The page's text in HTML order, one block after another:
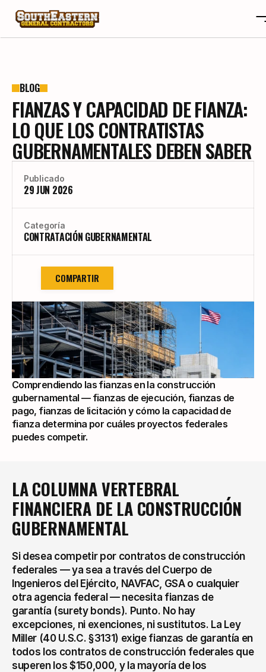
OTA
PROYECTOS
PROYECTOS
RESEÑAS
RESEÑAS
BLOGS
BLOGS
CONTACTO
BLOG
FIANZAS Y CAPACIDAD DE FIANZA:
LO QUE LOS CONTRATISTAS
GUBERNAMENTALES DEBEN SABER
Publicado
29 JUN 2026
Categoría
CONTRATACIÓN GUBERNAMENTAL
COMPARTIR
Comprendiendo las fianzas en la construcción
gubernamental — fianzas de ejecución, fianzas de
pago, fianzas de licitación y cómo la capacidad de
fianza determina por cuáles proyectos federales
puedes competir.
LA COLUMNA VERTEBRAL
FINANCIERA DE LA CONSTRUCCIÓN
GUBERNAMENTAL
Si desea competir por contratos de construcción
federales — ya sea a través del Cuerpo de
Ingenieros del Ejército, NAVFAC, GSA o cualquier
otra agencia federal — necesita fianzas de
garantía (surety bonds). Punto. No hay
excepciones, ni exenciones, ni sustitutos. La Ley
Miller (40 U.S.C. §3131) exige fianzas de garantía en
todos los contratos de construcción federales que
superen los $150,000, y la mayoría de los